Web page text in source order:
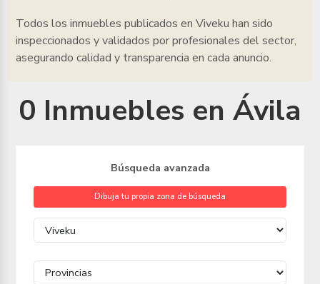
Todos los inmuebles publicados en Viveku han sido
inspeccionados y validados por profesionales del sector,
asegurando calidad y transparencia en cada anuncio.
0 Inmuebles en Ávila
Búsqueda avanzada
Dibuja tu propia zona de búsqueda